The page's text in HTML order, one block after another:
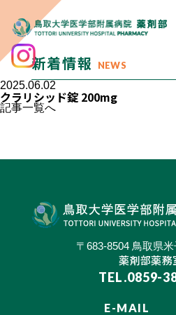
新着情報 NEWS
2025.06.02
クラリシッド錠 200mg
記事一覧へ
〒683-8504 鳥取県
薬剤部薬務
TEL.0859-
E-MAIL